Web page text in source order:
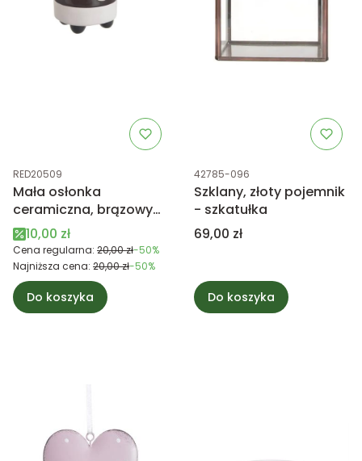
Kod produktu
RED20509
Mała osłonka
ceramiczna, brązowy
miśCena promocyjna
10,00 zł
Cena regularna: 20,00 zł-50%
Najniższa cena: 20,00 zł-50%
Do koszyka
Kod produktu
42785-096
Szklany, złoty pojemnik
- szkatułka
Cena
69,00 zł
Do koszyka